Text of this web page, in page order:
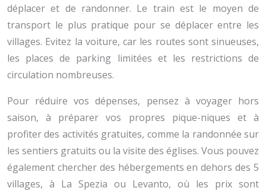
déplacer et de randonner. Le train est le moyen de
transport le plus pratique pour se déplacer entre les
villages. Evitez la voiture, car les routes sont sinueuses,
les places de parking limitées et les restrictions de
circulation nombreuses.
Pour réduire vos dépenses, pensez à voyager hors
saison, à préparer vos propres pique-niques et à
profiter des activités gratuites, comme la randonnée sur
les sentiers gratuits ou la visite des églises. Vous pouvez
également chercher des hébergements en dehors des 5
villages, à La Spezia ou Levanto, où les prix sont